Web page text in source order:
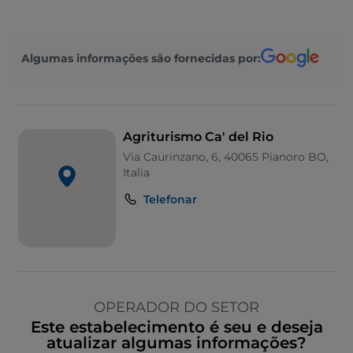
Algumas informações são fornecidas por:
Agriturismo Ca' del Rio
Via Caurinzano, 6, 40065 Pianoro BO,
Italia
Telefonar
OPERADOR DO SETOR
Este estabelecimento é seu e deseja
atualizar algumas informações?